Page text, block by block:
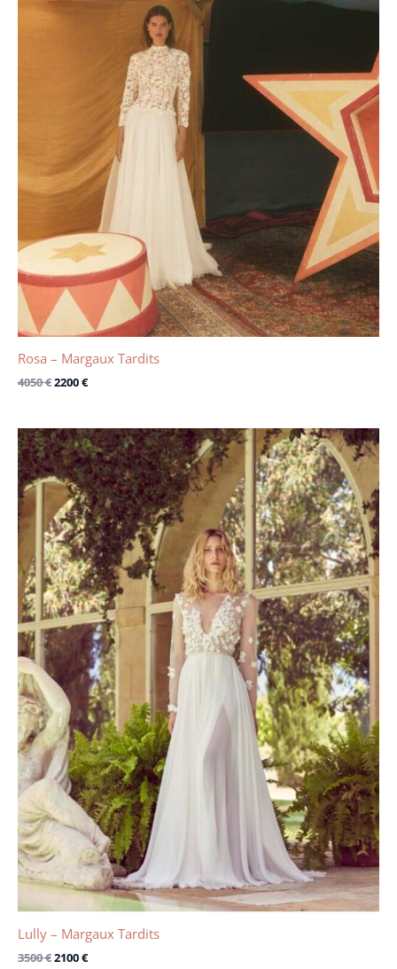
Rosa – Margaux Tardits
4050€2200€
Lully – Margaux Tardits
3500€
Le
prix
initial
était :
3500 €.
2100€
Le
prix
actuel
est :
2100 €.